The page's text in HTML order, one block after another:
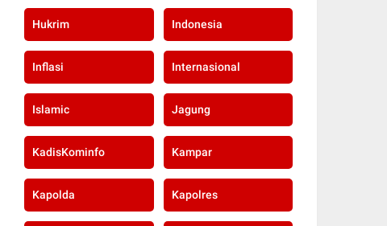
Hukrim Indonesia
Inflasi Internasional
Islamic Jagung
KadisKominfo Kampar
Kapolda Kapolres